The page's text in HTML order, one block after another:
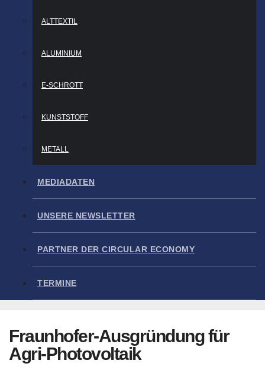
ALTTEXTIL
ALUMINIUM
E-SCHROTT
KUNSTSTOFF
METALL
MEDIADATEN
UNSERE NEWSLETTER
PARTNER DER CIRCULAR ECONOMY
TERMINE
Fraunhofer-Ausgründung für
Agri-Photovoltaik